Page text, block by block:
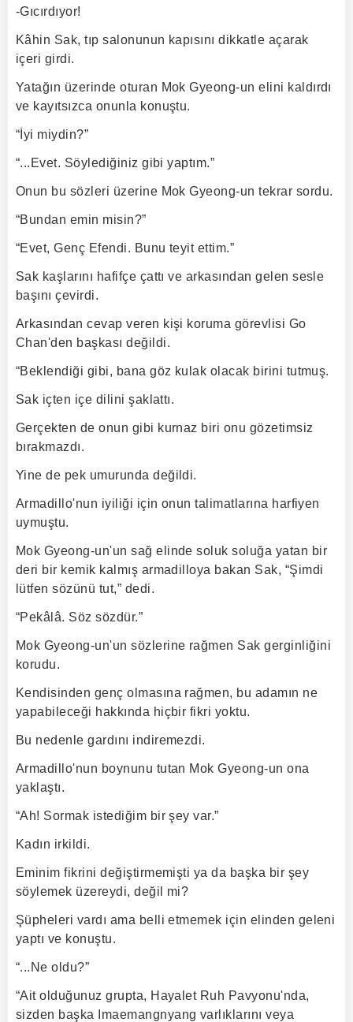
-Gıcırdıyor!
Kâhin Sak, tıp salonunun kapısını dikkatle açarak
içeri girdi.
Yatağın üzerinde oturan Mok Gyeong-un elini kaldırdı
ve kayıtsızca onunla konuştu.
“İyi miydin?”
“...Evet. Söylediğiniz gibi yaptım.”
Onun bu sözleri üzerine Mok Gyeong-un tekrar sordu.
“Bundan emin misin?”
“Evet, Genç Efendi. Bunu teyit ettim.”
Sak kaşlarını hafifçe çattı ve arkasından gelen sesle
başını çevirdi.
Arkasından cevap veren kişi koruma görevlisi Go
Chan'den başkası değildi.
“Beklendiği gibi, bana göz kulak olacak birini tutmuş.
Sak içten içe dilini şaklattı.
Gerçekten de onun gibi kurnaz biri onu gözetimsiz
bırakmazdı.
Yine de pek umurunda değildi.
Armadillo'nun iyiliği için onun talimatlarına harfiyen
uymuştu.
Mok Gyeong-un'un sağ elinde soluk soluğa yatan bir
deri bir kemik kalmış armadilloya bakan Sak, “Şimdi
lütfen sözünü tut,” dedi.
“Pekâlâ. Söz sözdür.”
Mok Gyeong-un'un sözlerine rağmen Sak gerginliğini
korudu.
Kendisinden genç olmasına rağmen, bu adamın ne
yapabileceği hakkında hiçbir fikri yoktu.
Bu nedenle gardını indiremezdi.
Armadillo'nun boynunu tutan Mok Gyeong-un ona
yaklaştı.
“Ah! Sormak istediğim bir şey var.”
Kadın irkildi.
Eminim fikrini değiştirmemişti ya da başka bir şey
söylemek üzereydi, değil mi?
Şüpheleri vardı ama belli etmemek için elinden geleni
yaptı ve konuştu.
“...Ne oldu?”
“Ait olduğunuz grupta, Hayalet Ruh Pavyonu'nda,
sizden başka Imaemangnyang varlıklarını veya